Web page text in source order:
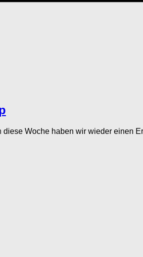
Woche haben wir wieder einen